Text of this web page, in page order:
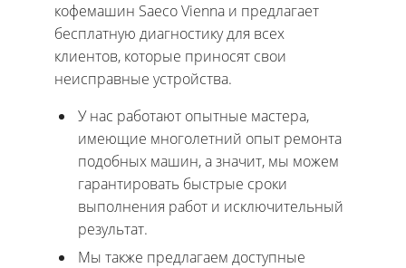
кофемашин Saeco Vienna и предлагает
бесплатную диагностику для всех
клиентов, которые приносят свои
неисправные устройства.
У нас работают опытные мастера,
имеющие многолетний опыт ремонта
подобных машин, а значит, мы можем
гарантировать быстрые сроки
выполнения работ и исключительный
результат.
Мы также предлагаем доступные